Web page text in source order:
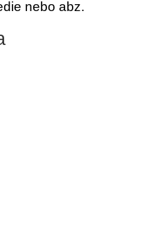
nebo abz.